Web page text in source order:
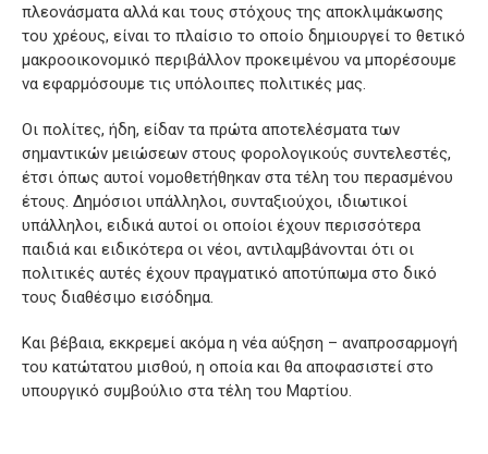
πλεονάσματα αλλά και τους στόχους της αποκλιμάκωσης
του χρέους, είναι το πλαίσιο το οποίο δημιουργεί το θετικό
μακροοικονομικό περιβάλλον προκειμένου να μπορέσουμε
να εφαρμόσουμε τις υπόλοιπες πολιτικές μας.
Οι πολίτες, ήδη, είδαν τα πρώτα αποτελέσματα των
σημαντικών μειώσεων στους φορολογικούς συντελεστές,
έτσι όπως αυτοί νομοθετήθηκαν στα τέλη του περασμένου
έτους. Δημόσιοι υπάλληλοι, συνταξιούχοι, ιδιωτικοί
υπάλληλοι, ειδικά αυτοί οι οποίοι έχουν περισσότερα
παιδιά και ειδικότερα οι νέοι, αντιλαμβάνονται ότι οι
πολιτικές αυτές έχουν πραγματικό αποτύπωμα στο δικό
τους διαθέσιμο εισόδημα.
Και βέβαια, εκκρεμεί ακόμα η νέα αύξηση – αναπροσαρμογή
του κατώτατου μισθού, η οποία και θα αποφασιστεί στο
υπουργικό συμβούλιο στα τέλη του Μαρτίου.